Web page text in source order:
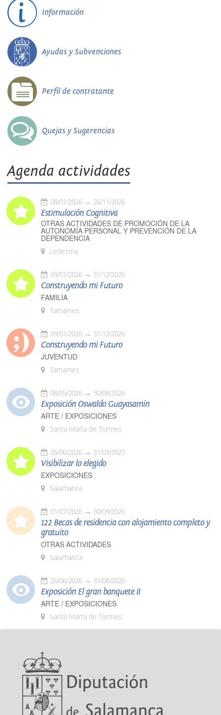
Información
Ayudas y Subvenciones
Perfil de contratante
Quejas y Sugerencias
Agenda actividades
08/01/2026 26/11/2026
Estimulación Cognitiva
OTRAS ACTIVIDADES DE PROMOCIÓN DE LA
AUTONOMÍA PERSONAL Y PREVENCIÓN DE LA
DEPENDENCIA
Ledesma
09/01/2026 31/12/2026
Construyendo mi Futuro
FAMILIA
Tamames
09/01/2026 31/12/2026
Construyendo mi Futuro
JUVENTUD
Tamames
08/05/2026 30/08/2026
Exposición Oswaldo Guayasamín
ARTE / EXPOSICIONES
Santa Marta de Tormes
05/06/2026 31/03/2027
Visibilizar lo elegido
EXPOSICIONES
Salamanca
01/07/2026 30/09/2026
122 Becas de residencia con alojamiento completo y
gratuito
OTRAS ACTIVIDADES
Salamanca
26/06/2026 31/08/2026
Exposición El gran banquete II
ARTE / EXPOSICIONES
Santa Marta de Tormes